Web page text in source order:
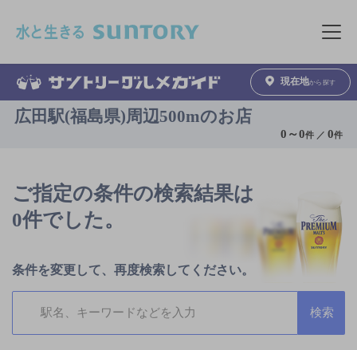
メニュ
現在地から探す
広田駅(福島県)周辺500mのお店
0 ～0件 ／0件
ご指定の条件の検索結果は
0件でした。
条件を変更して、再度検索してください。